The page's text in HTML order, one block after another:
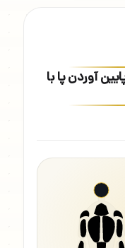
آوردن پا با